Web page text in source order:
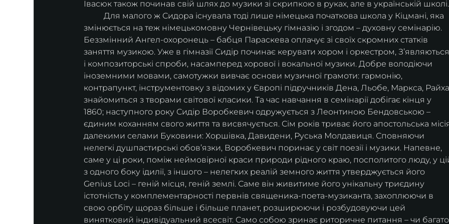
Івасюк також починав свій шлях до музики зі скрипкою в руках, але в українській школі.
змінюється на теж німецькомовну Чернівецьку гімназію і згодом – духовну семінарію.
Беззмінний Ангел-охоронець – бабця Параскева оплачує зі своїх скромних статків
заняття музикою. Уже в гімназії Сидір починає керувати хором і оркестром, З’являються
і композиторські спроби, насамперед хорової і вокальної музики. Добре володіючи
іноземними мовами, самотужки вивчає основи музичної грамоти: гармонію,
контрапункт, інструментовку з відомих у Європі підручників Дена, Льобе, Маркса,
знайомиться з творами світової класики. Та час навчання в семінарії добігає кінця у
1860; наступного року Сидір Воробкевич одружується з Леонтиною Бендовською –
єдиним коханням свого життя та висвячується. Сім років триває його апостольська
далекими селами Буковини: Хоршівка, Давидени, Руська Молдавиця. Сповняючи
нелегкі душпастирські обов’язки, Воробкевич поринає у світ поезії і музики. Напевне,
саме у ці роки, поміж неймовірної краси природи рідного краю, посполитого люду, у
з одного боку ідилії, з іншого – нелегких реалій земного життя утверджується його
Genius Loci – геній місця, геній землі. Саме він живитиме його унікальну триєдину
істотність у комплементарності первнів священика-поета-музиканта, захоплюючи в
свою орбіту щораз більше і більше планет, розширюючи і розбудовуючи цей
винятковий індивідуальний всесвіт. Само собою зринає риторичне питання – чи багато